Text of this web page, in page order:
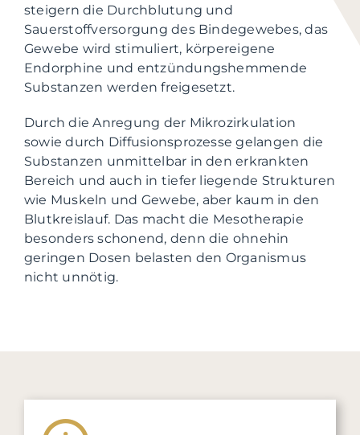
steigern die Durchblutung und
Sauerstoffversorgung des Bindegewebes, das
Gewebe wird stimuliert, körpereigene
Endorphine und entzündungshemmende
Substanzen werden freigesetzt.
Durch die Anregung der Mikrozirkulation
sowie durch Diffusionsprozesse gelangen die
Substanzen unmittelbar in den erkrankten
Bereich und auch in tiefer liegende Strukturen
wie Muskeln und Gewebe, aber kaum in den
Blutkreislauf. Das macht die Mesotherapie
besonders schonend, denn die ohnehin
geringen Dosen belasten den Organismus
nicht unnötig.